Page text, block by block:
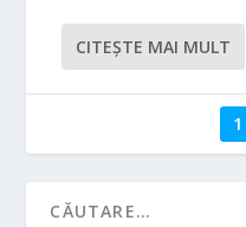
CITEŞTE MAI MULT
1